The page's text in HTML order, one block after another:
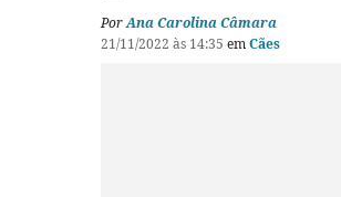
PorAna Carolina Câmara
21/11/2022 às 14:35 emCães